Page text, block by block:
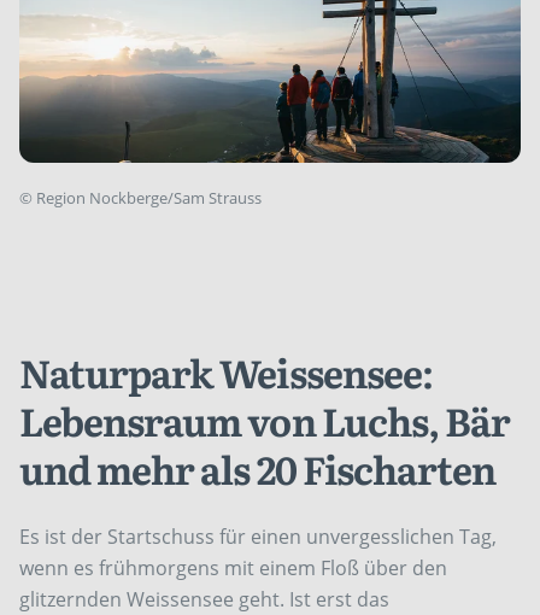
© Region Nockberge/Sam Strauss
Naturpark Weissensee:
Lebensraum von Luchs, Bär
und mehr als 20 Fischarten
Es ist der Startschuss für einen unvergesslichen Tag,
wenn es frühmorgens mit einem Floß über den
glitzernden Weissensee geht. Ist erst das